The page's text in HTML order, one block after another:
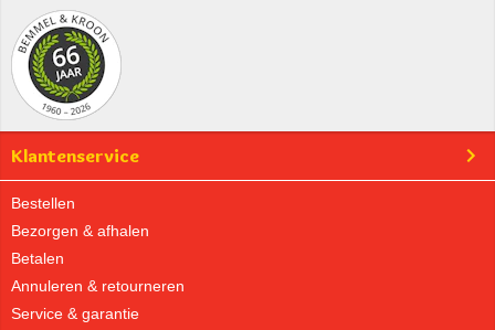
Klantenservice
Bestellen
Bezorgen & afhalen
Betalen
Annuleren & retourneren
Service & garantie